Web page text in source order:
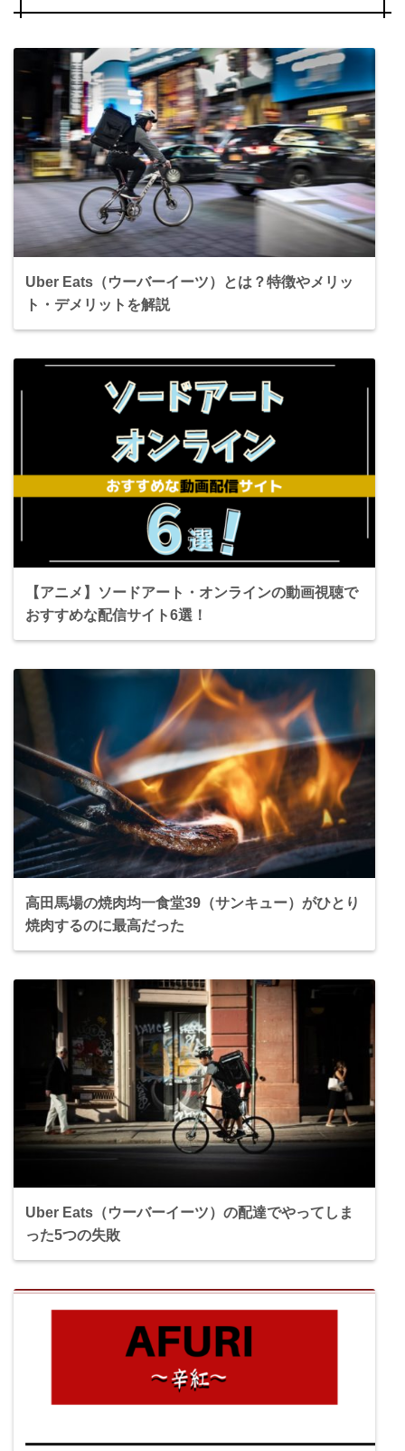
Uber Eats（ウーバーイーツ）とは？特徴やメリッ
ト・デメリットを解説
【アニメ】ソードアート・オンラインの動画視聴で
おすすめな配信サイト6選！
高田馬場の焼肉均一食堂39（サンキュー）がひとり
焼肉するのに最高だった
Uber Eats（ウーバーイーツ）の配達でやってしま
った5つの失敗